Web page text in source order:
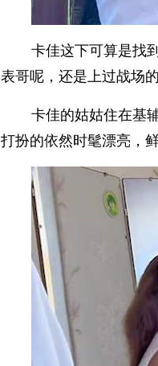
卡佳这下可算是找
表哥呢，还是上过战场
卡佳的姑姑住在基
打扮的依然时髦漂亮，